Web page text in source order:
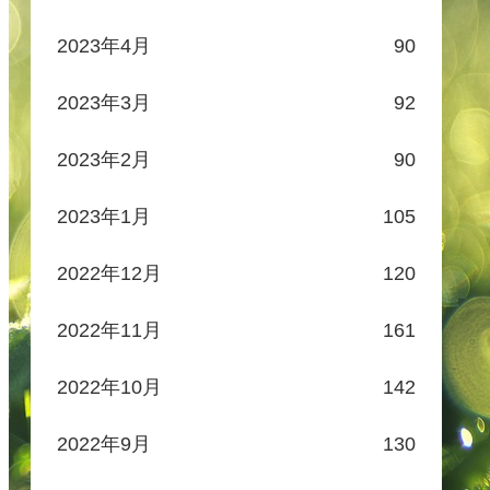
2023年4月 90
2023年3月 92
2023年2月 90
2023年1月 105
2022年12月 120
2022年11月 161
2022年10月 142
2022年9月 130